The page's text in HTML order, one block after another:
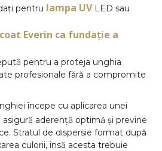
pentru lampa UVLED sau
Everin ca fundație a
pentru a proteja unghia
profesionale fără a compromite
începe cu aplicarea unei
asigură aderență optimă și previne
Stratul de dispersie format după
culorii, însă acesta trebuie